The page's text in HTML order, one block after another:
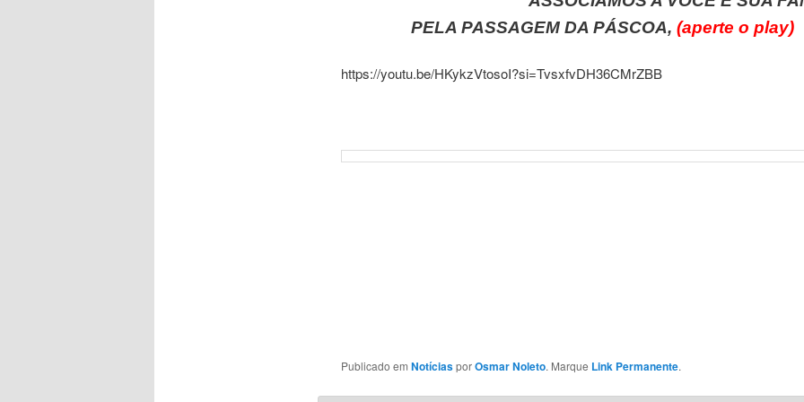
PELA PASSAGEM DA PÁSCOA, (aperte o play)
https://youtu.be/HKykzVtosoI?si=TvsxfvDH36CMrZBB
Publicado em NotíciasporOsmar Noleto. Marque Link Permanente.